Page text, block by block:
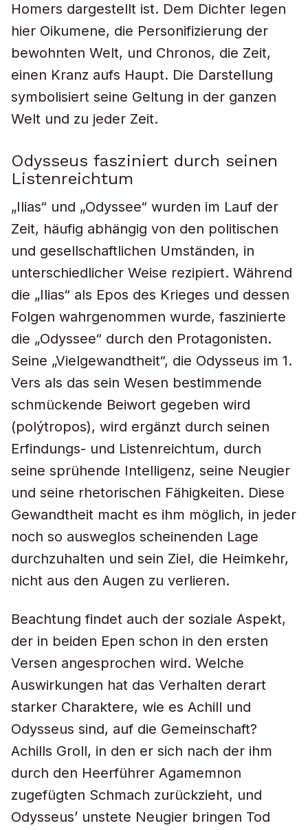
Homers dargestellt ist. Dem Dichter legen
hier Oikumene, die Personifizierung der
bewohnten Welt, und Chronos, die Zeit,
einen Kranz aufs Haupt. Die Darstellung
symbolisiert seine Geltung in der ganzen
Welt und zu jeder Zeit.
Odysseus fasziniert durch seinen
Listenreichtum
„Ilias“ und „Odyssee“ wurden im Lauf der
Zeit, häufig abhängig von den politischen
und gesellschaftlichen Umständen, in
unterschiedlicher Weise rezipiert. Während
die „Ilias“ als Epos des Krieges und dessen
Folgen wahrgenommen wurde, faszinierte
die „Odyssee“ durch den Protagonisten.
Seine „Vielgewandtheit“, die Odysseus im 1.
Vers als das sein Wesen bestimmende
schmückende Beiwort gegeben wird
(polýtropos), wird ergänzt durch seinen
Erfindungs- und Listenreichtum, durch
seine sprühende Intelligenz, seine Neugier
und seine rhetorischen Fähigkeiten. Diese
Gewandtheit macht es ihm möglich, in jeder
noch so ausweglos scheinenden Lage
durchzuhalten und sein Ziel, die Heimkehr,
nicht aus den Augen zu verlieren.
Beachtung findet auch der soziale Aspekt,
der in beiden Epen schon in den ersten
Versen angesprochen wird. Welche
Auswirkungen hat das Verhalten derart
starker Charaktere, wie es Achill und
Odysseus sind, auf die Gemeinschaft?
Achills Groll, in den er sich nach der ihm
durch den Heerführer Agamemnon
zugefügten Schmach zurückzieht, und
Odysseus’ unstete Neugier bringen Tod